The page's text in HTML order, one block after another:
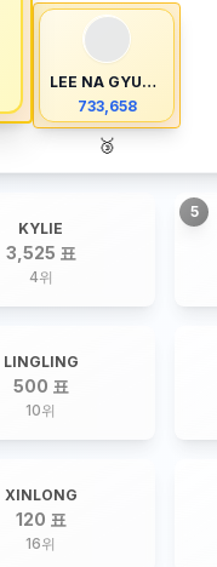
LEE NA GYUNG
733,658
🥉
KYLIE
3,525 표
4위
5
LINGLING
500 표
10위
XINLONG
120 표
16위